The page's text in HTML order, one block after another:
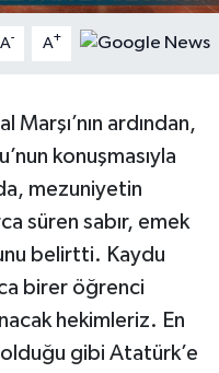
A- A+
Marşı’nın ardından,
konuşmasıyla
mezuniyetin
süren sabır, emek
belirtti. Kaydu
birer öğrenci
hekimleriz. En
gibi Atatürk’e